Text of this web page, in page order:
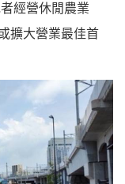
經營休閒農業
擴大營業最佳首